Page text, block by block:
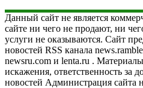
Данный сайт не является
сайте ни чего не продают, ни
услуги не оказываются. Сайт
новостей RSS канала
newsru.com и lenta.ru .
искажения, ответственность за
новостей Администрация сайта